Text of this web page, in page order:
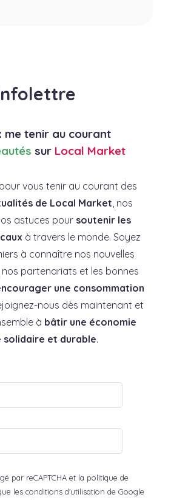
me tenir au courant
sur Local Market
vous tenir au courant des
de Local Market, nos
astuces pour soutenir les
à travers le monde. Soyez
à connaître nos nouvelles
partenariats et les bonnes
une consommation
nous dès maintenant et
à bâtir une économie
solidaire et durable.
par reCAPTCHA et la politique de
les conditions d'utilisation de Google